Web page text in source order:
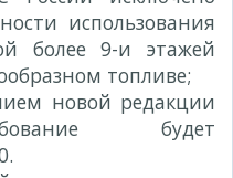
использования
более 9-и этажей
топливе;
новой редакции
будет